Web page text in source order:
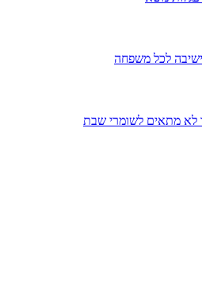
לכל משפחה
לא מתאים לשומרי שבת